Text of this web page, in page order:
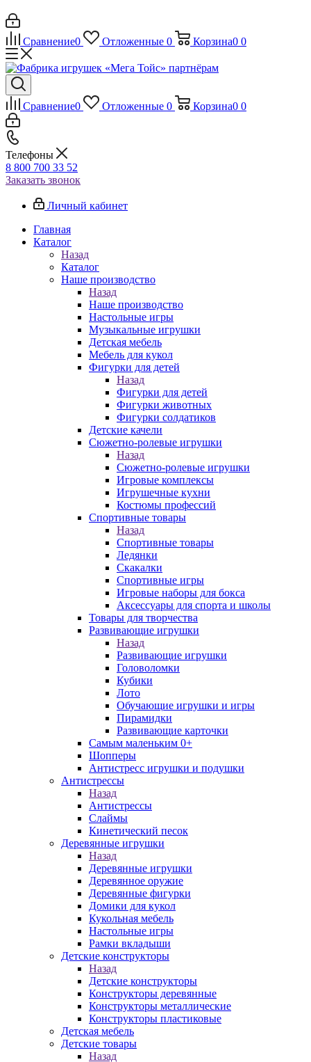
Сравнение0 Отложенные 0 Корзина0 0
Сравнение0 Отложенные 0 Корзина0 0
Телефоны
8 800 700 33 52
Заказать звонок
Личный кабинет
Главная
Каталог
Назад
Каталог
Наше производство
Назад
Наше производство
Настольные игры
Музыкальные игрушки
Детская мебель
Мебель для кукол
Фигурки для детей
Назад
Фигурки для детей
Фигурки животных
Фигурки солдатиков
Детские качели
Сюжетно-ролевые игрушки
Назад
Сюжетно-ролевые игрушки
Игровые комплексы
Игрушечные кухни
Костюмы профессий
Спортивные товары
Назад
Спортивные товары
Ледянки
Скакалки
Спортивные игры
Игровые наборы для бокса
Аксессуары для спорта и школы
Товары для творчества
Развивающие игрушки
Назад
Развивающие игрушки
Головоломки
Кубики
Лото
Обучающие игрушки и игры
Пирамидки
Развивающие карточки
Самым маленьким 0+
Шопперы
Антистресс игрушки и подушки
Антистрессы
Назад
Антистрессы
Слаймы
Кинетический песок
Деревянные игрушки
Назад
Деревянные игрушки
Деревянное оружие
Деревянные фигурки
Домики для кукол
Кукольная мебель
Настольные игры
Рамки вкладыши
Детские конструкторы
Назад
Детские конструкторы
Конструкторы деревянные
Конструкторы металлические
Конструкторы пластиковые
Детская мебель
Детские товары
Назад